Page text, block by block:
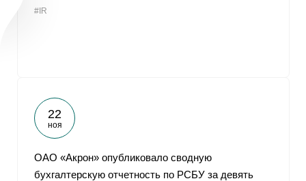
#IR
22
ноя
ОАО «Акрон» опубликовало сводную
бухгалтерскую отчетность по РСБУ за девять